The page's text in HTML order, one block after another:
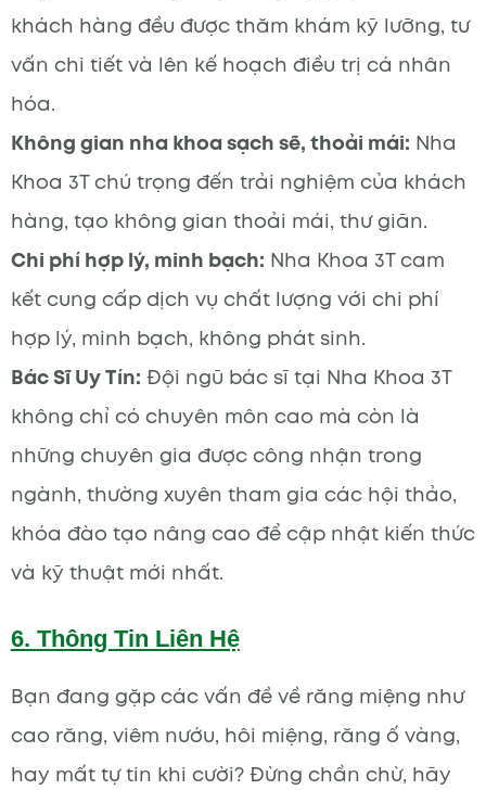
khách hàng đều được thăm khám kỹ lưỡng, tư
vấn chi tiết và lên kế hoạch điều trị cá nhân
hóa.
Không gian nha khoa sạch sẽ, thoải mái: Nha
Khoa 3T chú trọng đến trải nghiệm của khách
hàng, tạo không gian thoải mái, thư giãn.
Chi phí hợp lý, minh bạch: Nha Khoa 3T cam
kết cung cấp dịch vụ chất lượng với chi phí
hợp lý, minh bạch, không phát sinh.
Bác Sĩ Uy Tín: Đội ngũ bác sĩ tại Nha Khoa 3T
không chỉ có chuyên môn cao mà còn là
những chuyên gia được công nhận trong
ngành, thường xuyên tham gia các hội thảo,
khóa đào tạo nâng cao để cập nhật kiến thức
và kỹ thuật mới nhất.
6. Thông Tin Liên Hệ
Bạn đang gặp các vấn đề về răng miệng như
cao răng, viêm nướu, hôi miệng, răng ố vàng,
hay mất tự tin khi cười? Đừng chần chừ, hãy